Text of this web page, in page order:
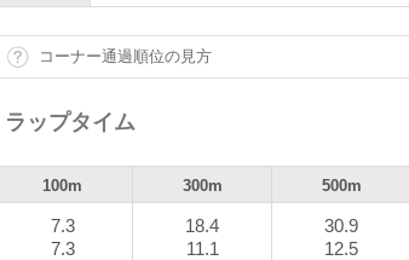
コーナー通過順位の見方
ラップタイム
100m 300m 500m
7.3
7.3
18.4
11.1
30.9
12.5